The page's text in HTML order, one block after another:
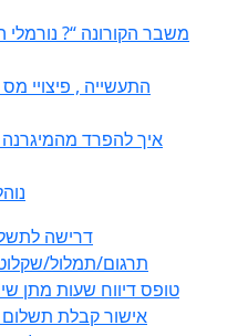
תרגום/תמלול/
2356 – טופס דיווח שעות
2357 – אישור קבלת